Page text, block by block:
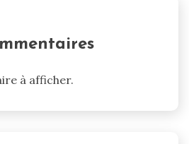
à afficher.